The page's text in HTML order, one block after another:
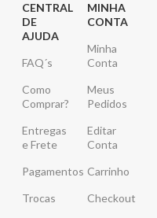
CENTRAL
DE
AJUDA
FAQ´s
Como
Comprar?
Entregas
e Frete
Pagamentos
Trocas
MINHA
CONTA
Minha
Conta
Meus
Pedidos
Editar
Conta
Carrinho
Checkout